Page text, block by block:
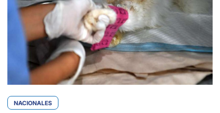
NACIONALES